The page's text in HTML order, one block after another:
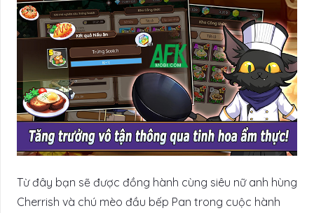
Từ đây bạn sẽ được đồng hành cùng siêu nữ anh hùng
Cherrish và chú mèo đầu bếp Pan trong cuộc hành